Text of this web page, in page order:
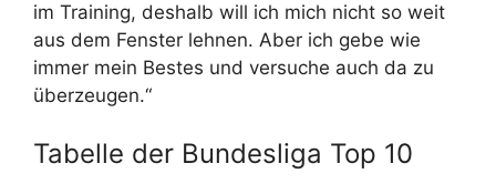
im Training, deshalb will ich mich nicht so weit
aus dem Fenster lehnen. Aber ich gebe wie
immer mein Bestes und versuche auch da zu
überzeugen.“
Tabelle der Bundesliga Top 10